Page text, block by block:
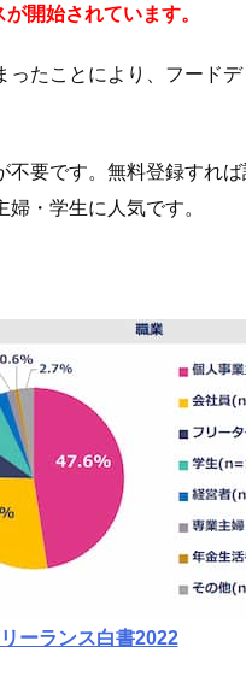
開始されています。
たことにより、フード
不要です。無料登録すれ
・学生に人気です。
ーランス白書2022